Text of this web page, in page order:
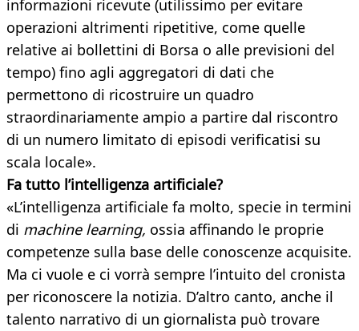
informazioni ricevute (utilissimo per evitare
operazioni altrimenti ripetitive, come quelle
relative ai bollettini di Borsa o alle previsioni del
tempo) fino agli aggregatori di dati che
permettono di ricostruire un quadro
straordinariamente ampio a partire dal riscontro
di un numero limitato di episodi verificatisi su
scala locale».
Fa tutto l’intelligenza artificiale?
«L’intelligenza artificiale fa molto, specie in termini
di machine learning, ossia affinando le proprie
competenze sulla base delle conoscenze acquisite.
Ma ci vuole e ci vorrà sempre l’intuito del cronista
per riconoscere la notizia. D’altro canto, anche il
talento narrativo di un giornalista può trovare